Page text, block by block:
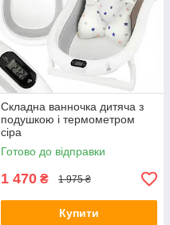
Складна ванночка дитяча з
подушкою і термометром
сіра
Готово до відправки
1 470 ₴ 1 975 ₴
Купити